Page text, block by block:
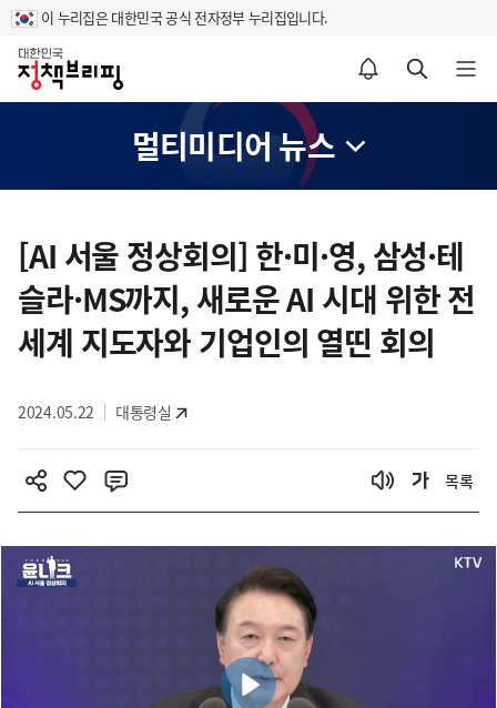
이 누리집은 대한민국 공식 전자정부 누리집입니다.
홈
알림설정 바로가기 검색 바로가기 메뉴 열기
멀티미디어 뉴스
텐
츠
영
역
[AI 서울 정상회의] 한·미·영, 삼성·테
슬라·MS까지, 새로운 AI 시대 위한 전
세계 지도자와 기업인의 열띤 회의
2024.05.22 대통령실
목록